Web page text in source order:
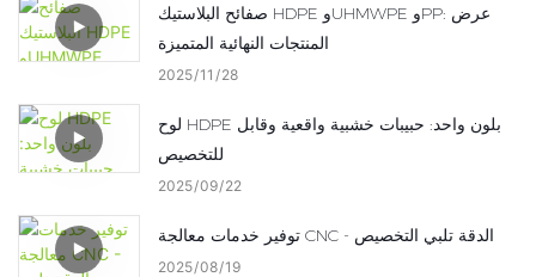
صفائح البلاستيك HDPE وUHMWPE وPP: عرض
المنتجات النهائية المتميزة
2025 11 28
لوح HDPE بلون واحد: حبيبات خشبية واقعية وقابل
للتخصيص
2025 09 22
توفير خدمات معالجة CNC - الدقة تلبي التخصيص
2025 08 19